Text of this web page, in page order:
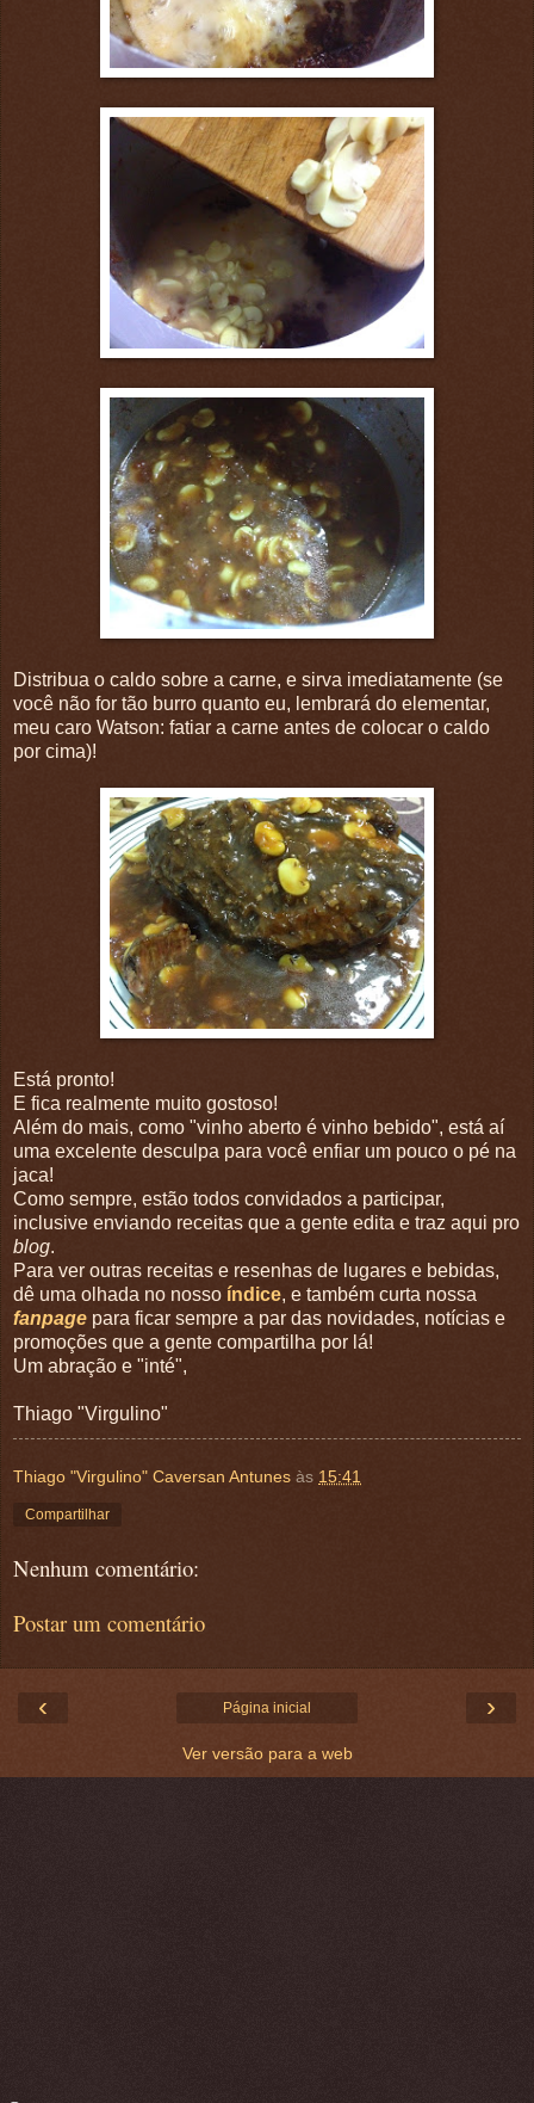
Distribua o caldo sobre a carne, e sirva imediatamente (se
você não for tão burro quanto eu, lembrará do elementar,
meu caro Watson: fatiar a carne antes de colocar o caldo
por cima)!
Está pronto!
E fica realmente muito gostoso!
Além do mais, como "vinho aberto é vinho bebido", está aí
uma excelente desculpa para você enfiar um pouco o pé na
jaca!
Como sempre, estão todos convidados a participar,
inclusive enviando receitas que a gente edita e traz aqui pro
blog.
Para ver outras receitas e resenhas de lugares e bebidas,
dê uma olhada no nosso índice, e também curta nossa
fanpage para ficar sempre a par das novidades, notícias e
promoções que a gente compartilha por lá!
Um abração e "inté",
Thiago "Virgulino"
Thiago "Virgulino" Caversan Antunes às 15:41
Compartilhar
Nenhum comentário:
Postar um comentário
‹ ›
Página inicial
Ver versão para a web